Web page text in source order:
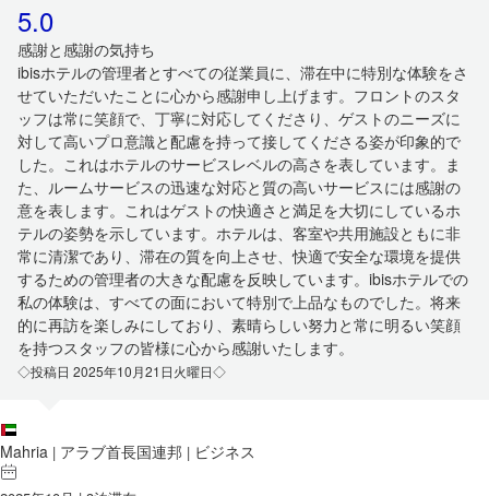
5.0
感謝と感謝の気持ち
ibisホテルの管理者とすべての従業員に、滞在中に特別な体験をさ
せていただいたことに心から感謝申し上げます。フロントのスタ
ッフは常に笑顔で、丁寧に対応してくださり、ゲストのニーズに
対して高いプロ意識と配慮を持って接してくださる姿が印象的で
した。これはホテルのサービスレベルの高さを表しています。ま
た、ルームサービスの迅速な対応と質の高いサービスには感謝の
意を表します。これはゲストの快適さと満足を大切にしているホ
テルの姿勢を示しています。ホテルは、客室や共用施設ともに非
常に清潔であり、滞在の質を向上させ、快適で安全な環境を提供
するための管理者の大きな配慮を反映しています。ibisホテルでの
私の体験は、すべての面において特別で上品なものでした。将来
的に再訪を楽しみにしており、素晴らしい努力と常に明るい笑顔
を持つスタッフの皆様に心から感謝いたします。
◇投稿日 2025年10月21日火曜日◇
Mahria | アラブ首長国連邦 | ビジネス